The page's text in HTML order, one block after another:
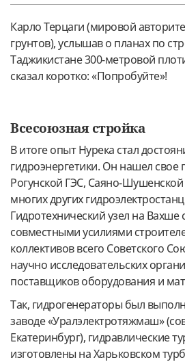
Карло Терцаги (мировой
грунтов), услышав о планах по
Таджикистане 300-метровой
сказал коротко: «Попробуйте»!
Всесоюзная стройка
В итоге опыт Нурека стал
гидроэнергетики. Он нашел свое
Рогунской ГЭС, Саяно-
многих других
Гидротехнический узел на Вахше
совместными усилиями
коллективов всего Советского
научно исследовательских
поставщиков оборудования и
Так, гидрогенераторы был
заводе «Уралэлектротяжмаш»
Екатеринбург), гидравлические
изготовлены на Харьковском